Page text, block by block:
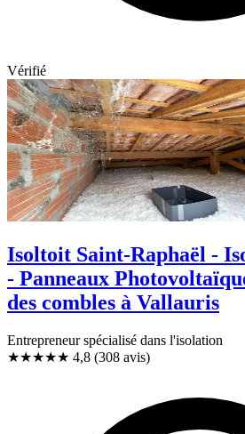
Vérifié
Isoltoit Saint-Raphaël -
- Panneaux
des combles à Vallauris
Entrepreneur spécialisé dans l'isolation
★★★★★ 4,8 (308 avis)